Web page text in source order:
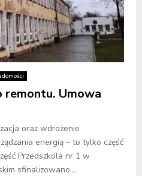
remontu. Umowa
oraz wdrożenie
energią – to tylko część
Przedszkola nr 1 w
sfinalizowano...